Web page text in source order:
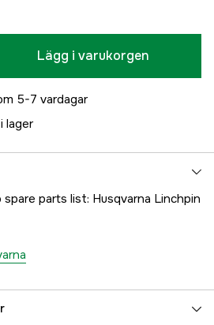
Lägg i varukorgen
5-7 vardagar
lager
parts list: Husqvarna Linchpin